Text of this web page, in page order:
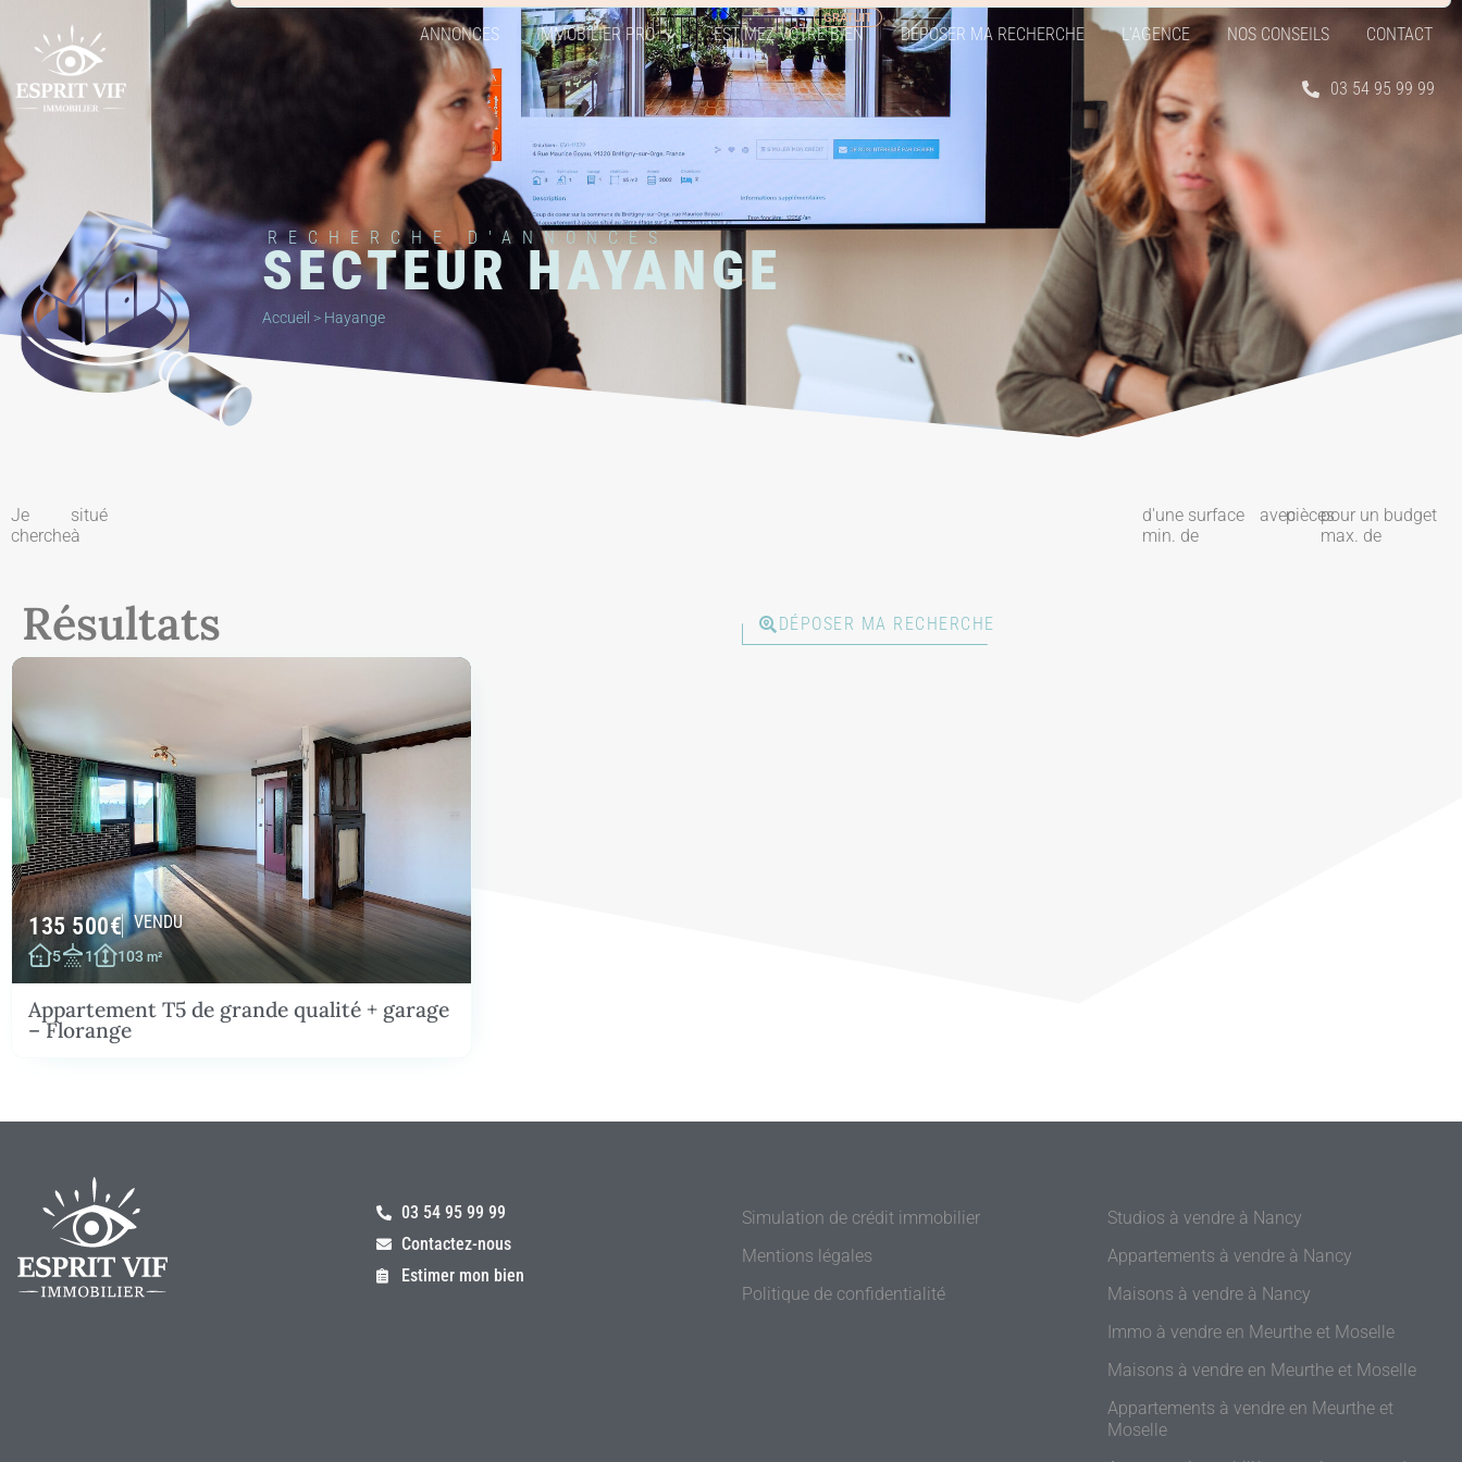
ANNONCES IMMOBILIER PRO ESTIMEZ VOTRE BIEN DÉPOSER MA RECHERCHE L’AGENCE NOS CONSEILS CONTACT
03 54 95 99 99
RECHERCHE D'ANNONCES
SECTEUR HAYANGE
Accueil > Hayange
Je
cherche
situé
à
d'une surface
min. de
avecpiècespour un budget
max. de
Résultats DÉPOSER MA RECHERCHE
135 500€ VENDU
5 1 103 m²
Appartement T5 de grande qualité + garage
– Florange
03 54 95 99 99
Contactez-nous
Estimer mon bien
Simulation de crédit immobilier
Mentions légales
Politique de confidentialité
Studios à vendre à Nancy
Appartements à vendre à Nancy
Maisons à vendre à Nancy
Immo à vendre en Meurthe et Moselle
Maisons à vendre en Meurthe et Moselle
Appartements à vendre en Meurthe et
Moselle